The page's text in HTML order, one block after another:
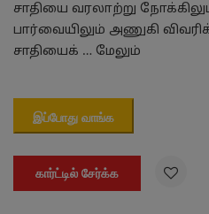
சாதியை வரலாற்று
பார்வையிலும் அணுகி
சாதியைக் … மேலும்
இப்போது வாங்க
கார்ட்டில் சேர்க்க 